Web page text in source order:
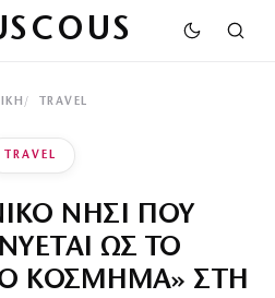
TRAVEL
TRAVEL
ΝΗΣΙ ΠΟΥ
ΩΣ ΤΟ
ΚΟΣΜΗΜΑ» ΣΤΗ